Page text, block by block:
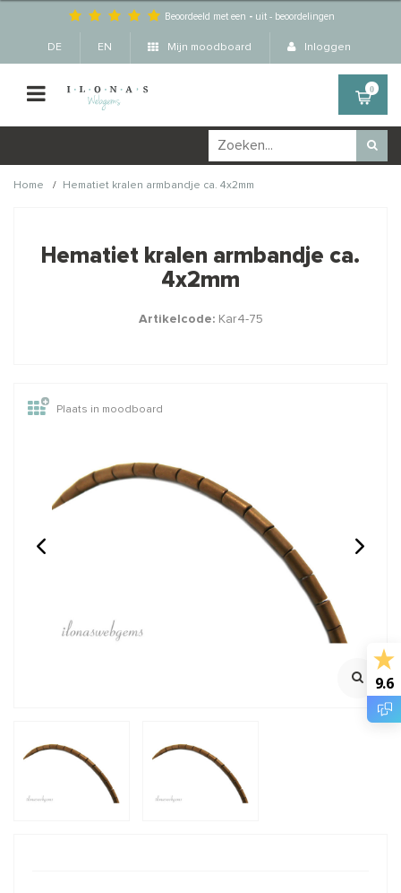
Beoordeeld met een - uit -beoordelingen
DE EN Mijn moodboard Inloggen
0
Home / Hematiet kralen armbandje ca. 4x2mm
producten ook interessant
Gold filled nietstift
platte kop
€0,99 Excl. btw
1 stuk 14/20 Gold filled
knijpkraalverberger ca.
Mooi sluitend
Klik voor staffelkorting
Hematiet kralen armbandje ca.
4x2mm
Artikelcode:Kar4-75
Plaats in moodboard
9.6